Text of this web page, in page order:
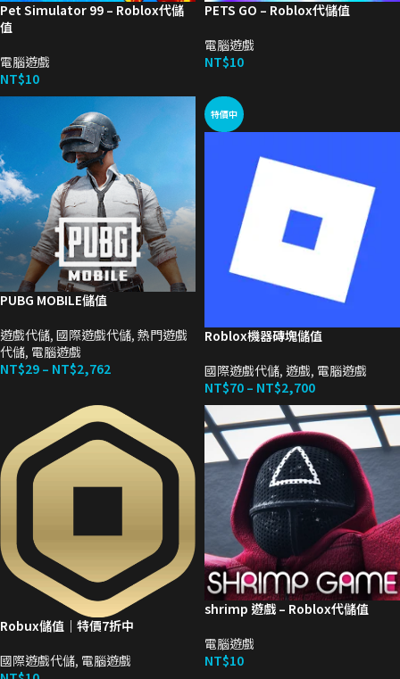
Pet Simulator 99 – Roblox代儲
值
電腦遊戲
NT$10
PETS GO – Roblox代儲值
電腦遊戲
NT$10
PUBG MOBILE儲值
遊戲代儲, 國際遊戲代儲, 熱門遊戲
代儲, 電腦遊戲
NT$29 – NT$2,762
特價中
Roblox機器磚塊儲值
國際遊戲代儲, 遊戲, 電腦遊戲
NT$70 – NT$2,700
Robux儲值｜特價7折中
國際遊戲代儲, 電腦遊戲
shrimp 遊戲 – Roblox代儲值
電腦遊戲
NT$10